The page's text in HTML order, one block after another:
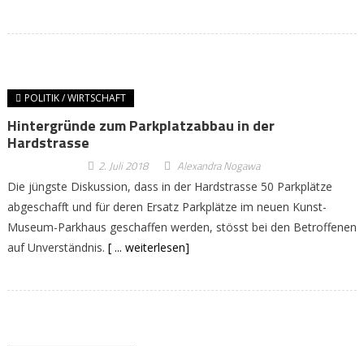
POLITIK / WIRTSCHAFT
Hintergründe zum Parkplatzabbau in der
Hardstrasse
2. Juli 2018 Alexandra Nogawa
Die jüngste Diskussion, dass in der Hardstrasse 50 Parkplätze
abgeschafft und für deren Ersatz Parkplätze im neuen Kunst-
Museum-Parkhaus geschaffen werden, stösst bei den Betroffenen
auf Unverständnis. [ ... weiterlesen]